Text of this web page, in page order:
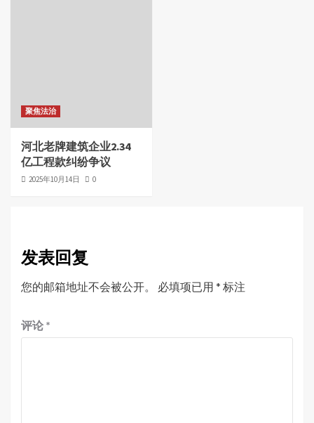
聚焦法治
河北老牌建筑企业2.34
亿工程款纠纷争议
2025年10月14日 0
发表回复
您的邮箱地址不会被公开。 必填项已用 * 标注
评论 *